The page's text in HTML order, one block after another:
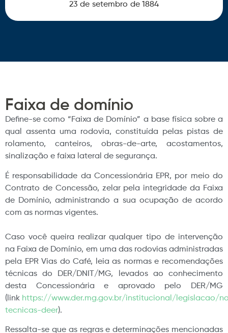
23 de setembro de 1884
Faixa de domínio
Define-se como “Faixa de Domínio” a base física sobre a
qual assenta uma rodovia, constituída pelas pistas de
rolamento, canteiros, obras-de-arte, acostamentos,
sinalização e faixa lateral de segurança.
É responsabilidade da Concessionária EPR, por meio do
Contrato de Concessão, zelar pela integridade da Faixa
de Domínio, administrando a sua ocupação de acordo
com as normas vigentes.
Caso você queira realizar qualquer tipo de intervenção
na Faixa de Domínio, em uma das rodovias administradas
pela EPR Vias do Café, leia as normas e recomendações
técnicas do DER/DNIT/MG, levados ao conhecimento
desta Concessionária e aprovado pelo DER/MG
(link https://www.der.mg.gov.br/institucional/legislacao/
tecnicas-deer).
Ressalta-se que as regras e determinações mencionadas